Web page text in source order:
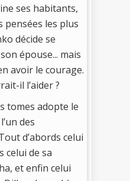
ses habitants,
pensées les plus
décide se
épouse... mais
avoir le courage.
il l’aider ?
tomes adopte le
des
d’abords celui
celui de sa
et enfin celui